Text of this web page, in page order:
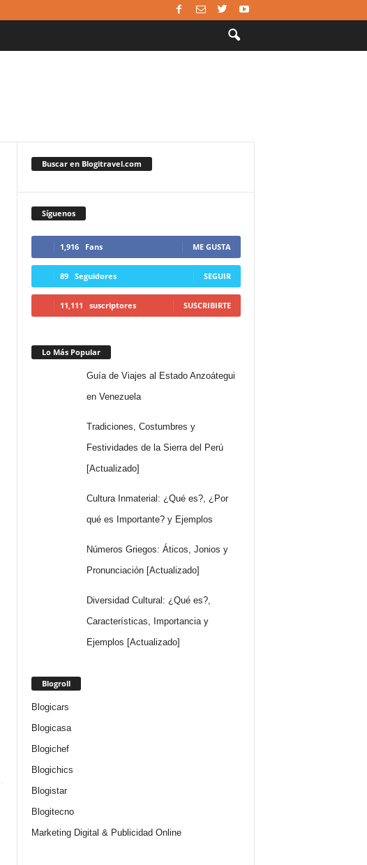
Buscar en Blogitravel.com
Síguenos
1,916 Fans ME GUSTA
89 Seguidores SEGUIR
11,111 suscriptores SUSCRIBIRTE
Lo Más Popular
Guía de Viajes al Estado Anzoátegui
en Venezuela
Tradiciones, Costumbres y
Festividades de la Sierra del Perú
[Actualizado]
Cultura Inmaterial: ¿Qué es?, ¿Por
qué es Importante? y Ejemplos
Números Griegos: Áticos, Jonios y
Pronunciación [Actualizado]
Diversidad Cultural: ¿Qué es?,
Características, Importancia y
Ejemplos [Actualizado]
Blogroll
Blogicars
Blogicasa
Blogichef
Blogichics
Blogistar
Blogitecno
Marketing Digital & Publicidad Online